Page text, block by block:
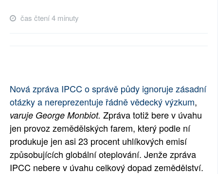
PLNÁ VERZE STRÁNEK
čas čtení 4 minuty
Nová zpráva IPCC o správě půdy ignoruje zásadní
otázky a nereprezentuje řádně vědecký výzkum,
varuje George Monbiot. Zpráva totiž bere v úvahu
jen provoz zemědělských farem, který podle ní
produkuje jen asi 23 procent uhlíkových emisí
způsobujících globální oteplování. Jenže zpráva
IPCC nebere v úvahu celkový dopad zemědělství.